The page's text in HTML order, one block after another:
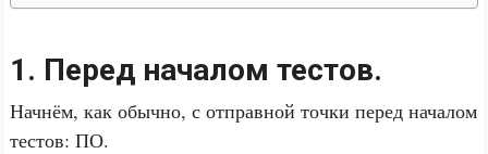
1. Перед началом тестов.
Начнём, как обычно, с отправной точки перед началом
тестов: ПО.